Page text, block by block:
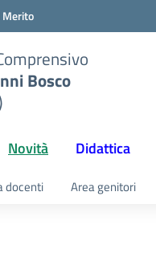
Bosco
Novità Didattica
docenti Area genitori